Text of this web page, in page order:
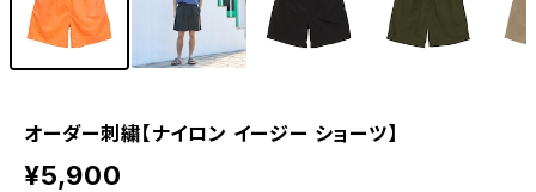
オーダー刺繍【ナイロン イージー ショーツ】
¥5,900